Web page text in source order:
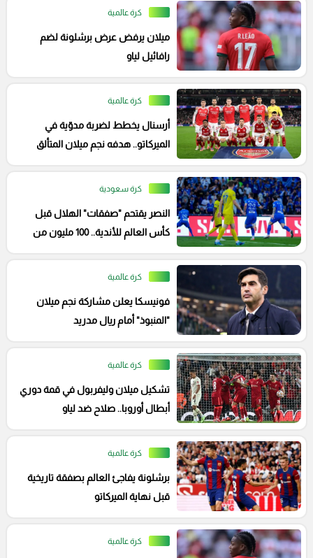
كرة عالمية
ميلان يرفض عرض برشلونة لضم
رافائيل لياو
كرة عالمية
أرسنال يخطط لضربة مدوّية في
الميركاتو.. هدفه نجم ميلان المتألق
كرة سعودية
النصر يقتحم "صفقات" الهلال قبل
كأس العالم للأندية.. 100 مليون من
كرة عالمية
فونيسكا يعلن مشاركة نجم ميلان
"المنبوذ" أمام ريال مدريد
كرة عالمية
تشكيل ميلان وليفربول في قمة دوري
أبطال أوروبا.. صلاح ضد لياو
كرة عالمية
برشلونة يفاجئ العالم بصفقة تاريخية
قبل نهاية الميركاتو
كرة عالمية